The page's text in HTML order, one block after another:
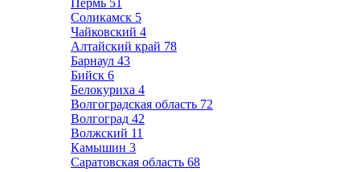
Пермь 51
Соликамск 5
Чайковский 4
Алтайский край 78
Барнаул 43
Бийск 6
Белокуриха 4
Волгоградская область 72
Волгоград 42
Волжский 11
Камышин 3
Саратовская область 68